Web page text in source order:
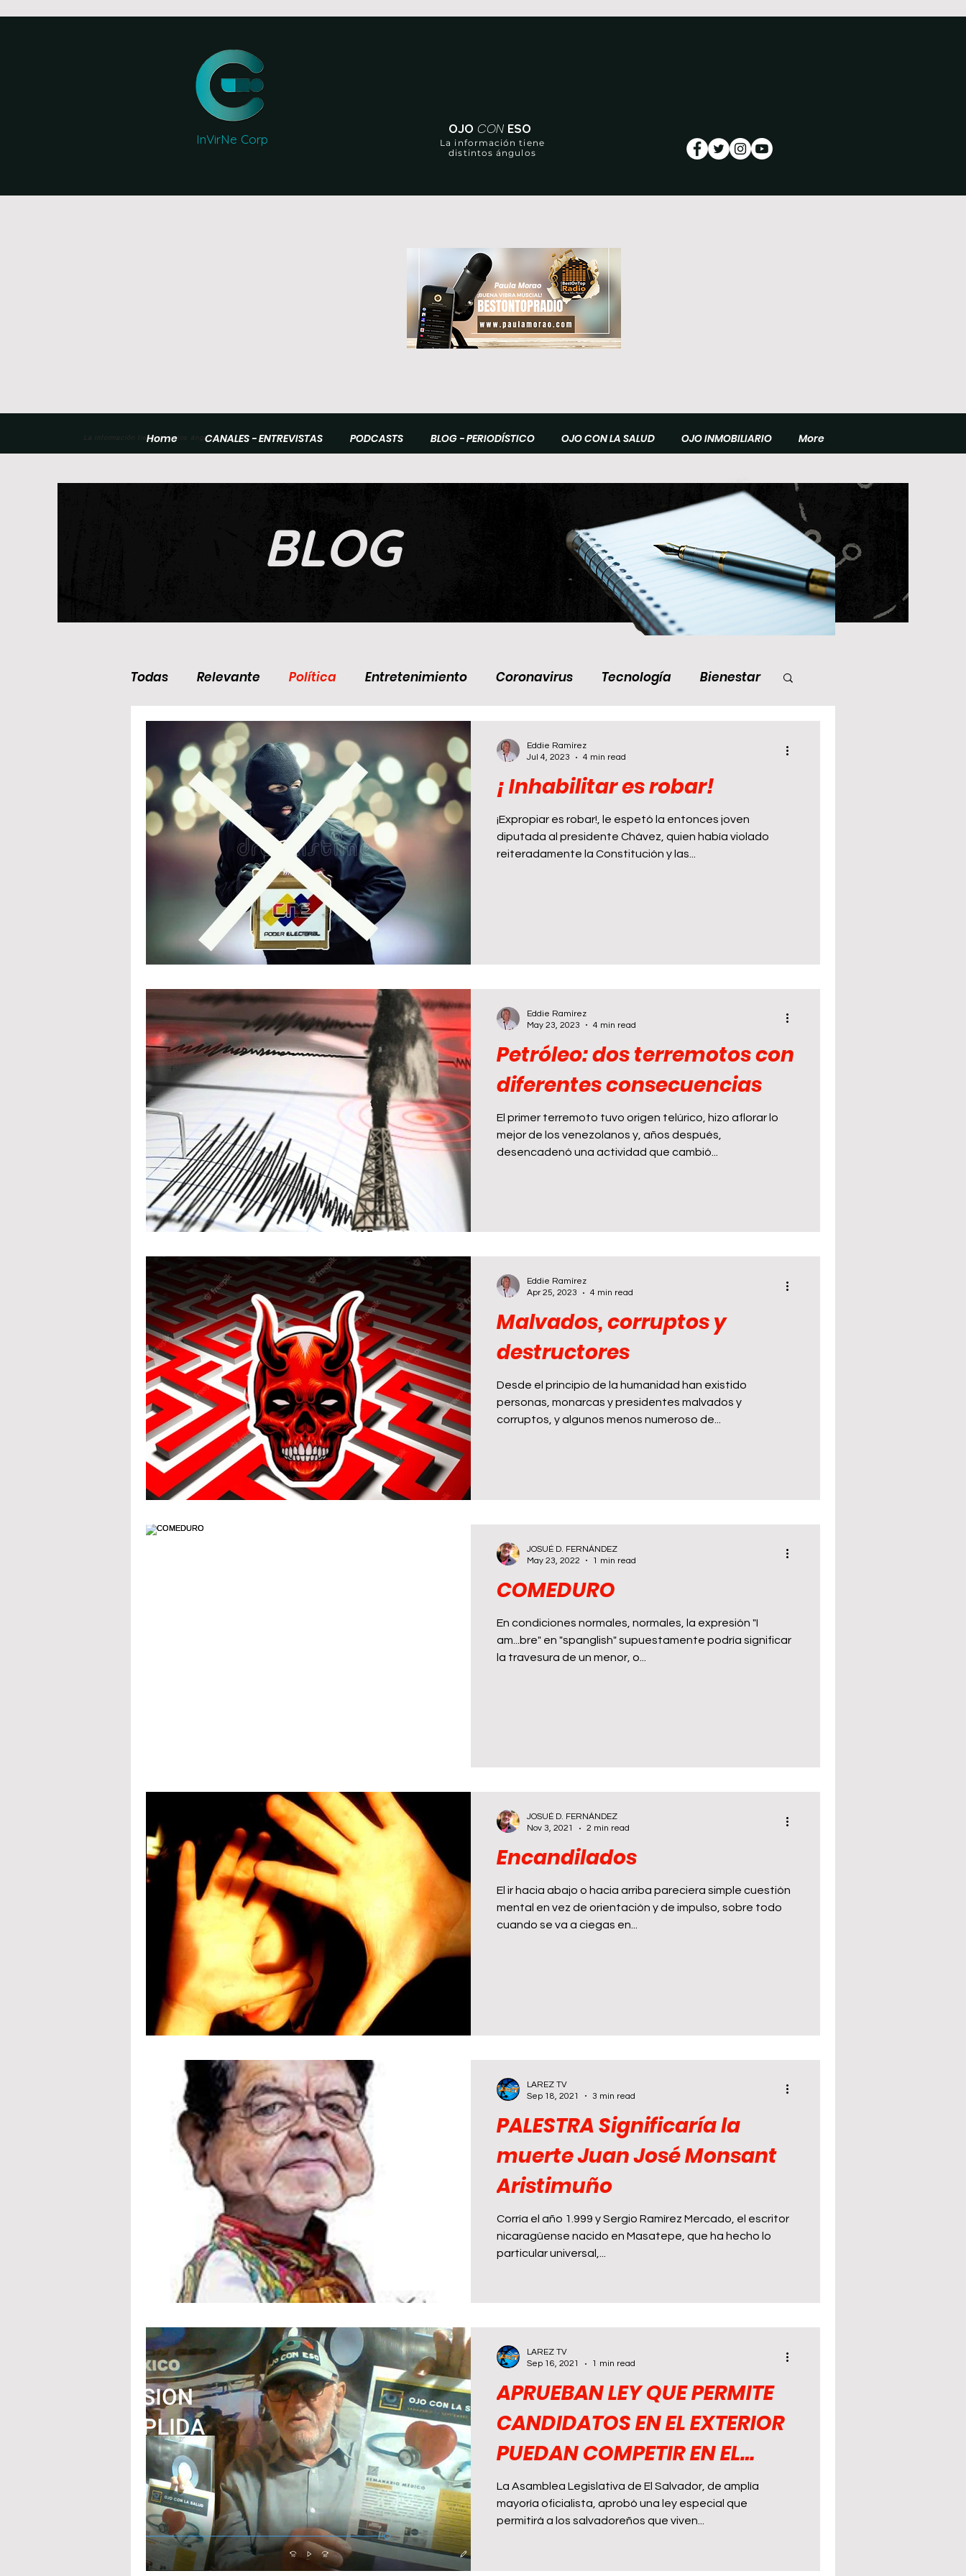
InVirNe Corp
OJO CON ESO
La información tiene
distintos ángulos
Paula Morao
La información tiene distintos ángulos
Home CANALES - ENTREVISTAS PODCASTS BLOG - PERIODÍSTICO OJO CON LA SALUD OJO INMOBILIARIO More
BLOG
Todas Relevante Política Entretenimiento Coronavirus Tecnología Bienestar
Curiosidades Ojo Al Día Economía
Venezuela en Dictadura Hora del Café Categoría sin título Categoría sin título
Opositores cómplices de dictadura Primarias de Oposición CONEXIÓN INMOBILIARIA
¡ Inhabilitar es robar!
¡Expropiar es robar!, le espetó la entonces joven
diputada al presidente Chávez, quien había violado
reiteradamente la Constitución y las...
Eddie Ramírez
Jul 4, 2023
4 min read
Petróleo: dos terremotos con
diferentes consecuencias
El primer terremoto tuvo origen telúrico, hizo aflorar lo
mejor de los venezolanos y, años después,
desencadenó una actividad que cambió...
Eddie Ramírez
May 23, 2023
4 min read
Malvados, corruptos y
destructores
Desde el principio de la humanidad han existido
personas, monarcas y presidentes malvados y
corruptos, y algunos menos numeroso de...
Eddie Ramírez
Apr 25, 2023
4 min read
COMEDURO
En condiciones normales, normales, la expresión "I
am...bre" en "spanglish" supuestamente podría significar
la travesura de un menor, o...
JOSUÉ D. FERNÁNDEZ
May 23, 2022
1 min read
Encandilados
El ir hacia abajo o hacia arriba pareciera simple cuestión
mental en vez de orientación y de impulso, sobre todo
cuando se va a ciegas en...
JOSUÉ D. FERNÁNDEZ
Nov 3, 2021
2 min read
PALESTRA Significaría la
muerte Juan José Monsant
Aristimuño
Corría el año 1.999 y Sergio Ramírez Mercado, el escritor
nicaragüense nacido en Masatepe, que ha hecho lo
particular universal,...
LAREZ TV
Sep 18, 2021
3 min read
APRUEBAN LEY QUE PERMITE
CANDIDATOS EN EL EXTERIOR
PUEDAN COMPETIR EN EL
SALVADOR
La Asamblea Legislativa de El Salvador, de amplía
mayoría oficialista, aprobó una ley especial que
permitirá a los salvadoreños que viven...
LAREZ TV
Sep 16, 2021
1 min read